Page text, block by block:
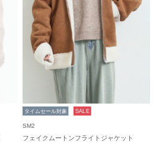
タイムセール対象 SALE
SM2
フェイクムートンフライトジャケット